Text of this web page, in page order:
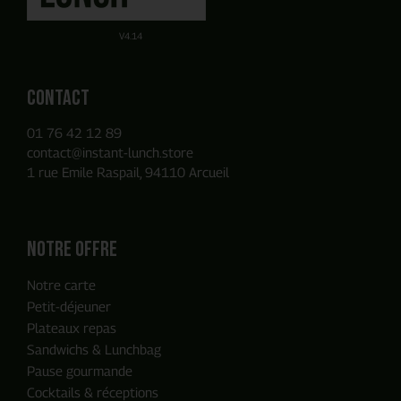
Obtenez un devis par E-mail de manière autonome sur la
base des produits que vous avez ajouté à votre panier.
Ou utilisez notre Formulaire de contact
V4.14
Contact
01 76 42 12 89
contact@instant-lunch.store
1 rue Emile Raspail, 94110 Arcueil
Notre offre
Notre carte
Petit-déjeuner
Plateaux repas
Sandwichs & Lunchbag
Pause gourmande
Cocktails & réceptions